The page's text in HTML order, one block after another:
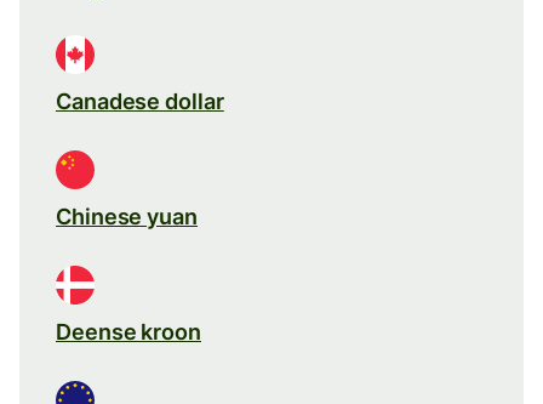
Canadese dollar
Chinese yuan
Deense kroon